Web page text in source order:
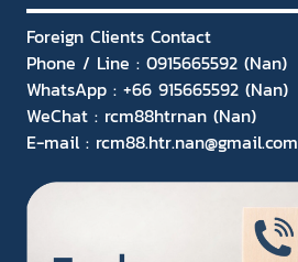
Foreign Clients Contact
Phone / Line : 0915665592 (Nan)
WhatsApp : +66 915665592 (Nan)
WeChat : rcm88htrnan (Nan)
E-mail : rcm88.htr.nan@gmail.com